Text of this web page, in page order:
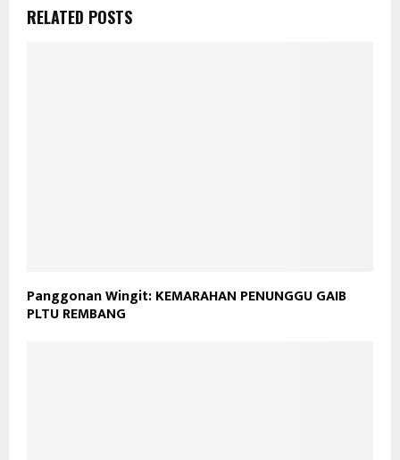
RELATED POSTS
Panggonan Wingit: KEMARAHAN PENUNGGU GAIB
PLTU REMBANG